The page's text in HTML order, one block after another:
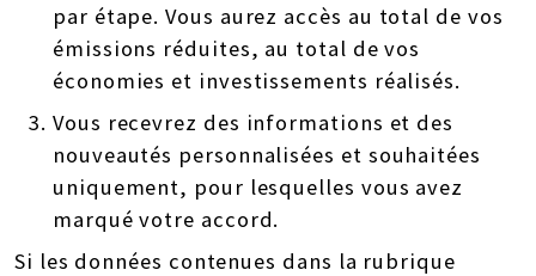
par étape. Vous aurez accès au total de vos
émissions réduites, au total de vos
économies et investissements réalisés.
Vous recevrez des informations et des
nouveautés personnalisées et souhaitées
uniquement, pour lesquelles vous avez
marqué votre accord.
Si les données contenues dans la rubrique